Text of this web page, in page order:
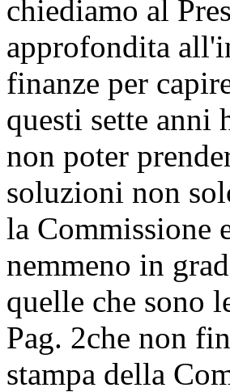
chiediamo al
approfondita
finanze per
questi sette anni
non poter
soluzioni non
la Commissione
nemmeno in
quelle che sono
Pag. 2che non
stampa della